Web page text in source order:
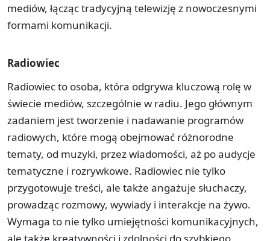
mediów, łącząc tradycyjną telewizję z nowoczesnymi
formami komunikacji.
Radiowiec
Radiowiec to osoba, która odgrywa kluczową rolę w
świecie mediów, szczególnie w radiu. Jego głównym
zadaniem jest tworzenie i nadawanie programów
radiowych, które mogą obejmować różnorodne
tematy, od muzyki, przez wiadomości, aż po audycje
tematyczne i rozrywkowe. Radiowiec nie tylko
przygotowuje treści, ale także angażuje słuchaczy,
prowadząc rozmowy, wywiady i interakcje na żywo.
Wymaga to nie tylko umiejętności komunikacyjnych,
ale także kreatywności i zdolności do szybkiego